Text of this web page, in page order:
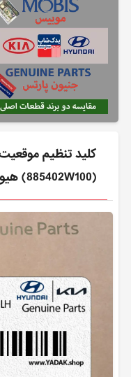
كليد تنظيم
(885402W100) هیوندای